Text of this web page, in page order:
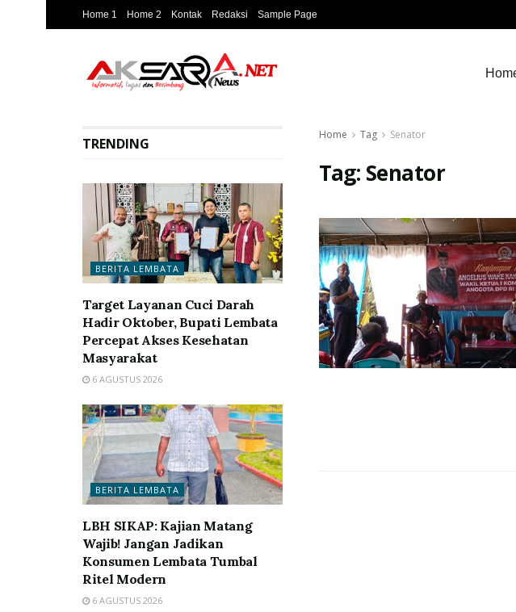
Home 1 Home 2 Kontak Redaksi Sample Page
Home Tag Senator
Tag: Senator
TRENDING
BERITA LEMBATA
Target Layanan Cuci Darah
Hadir Oktober, Bupati Lembata
Percepat Akses Kesehatan
Masyarakat
6 AGUSTUS 2026
BERITA LEMBATA
LBH SIKAP: Kajian Matang
Wajib! Jangan Jadikan
Konsumen Lembata Tumbal
Ritel Modern
6 AGUSTUS 2026